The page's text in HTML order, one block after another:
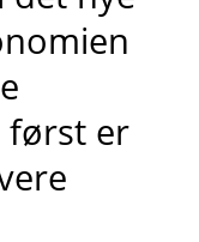
først er